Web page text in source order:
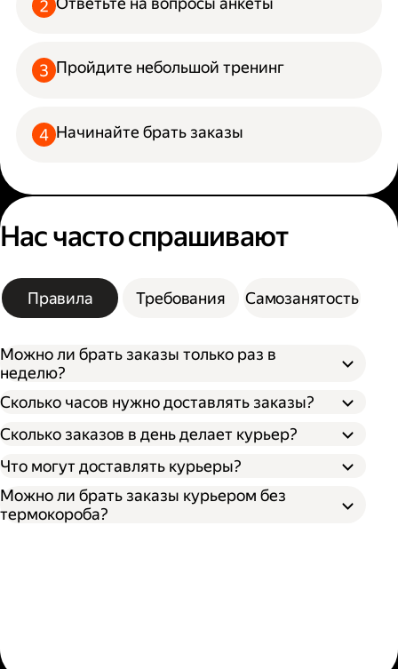
Пройдите небольшой тренинг
Начинайте брать заказы
Нас часто спрашивают
Правила Требования Самозанятость
Можно ли брать заказы только раз в
неделю?
Сколько часов нужно доставлять заказы?
Сколько заказов в день делает курьер?
Что могут доставлять курьеры?
Можно ли брать заказы курьером без
термокороба?